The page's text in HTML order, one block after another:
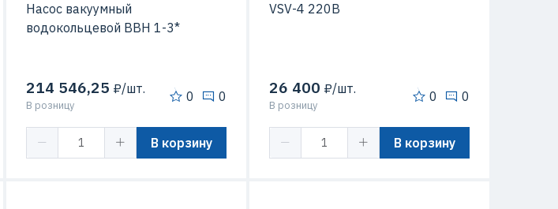
Насос вакуумный
водокольцевой ВВН 1-3*
214 546,25 ₽/шт.
В розницу
0 0
В корзину
VSV-4 220В
26 400 ₽/шт.
В розницу
0 0
В корзину